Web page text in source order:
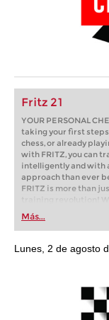
Fritz 21
YOUR PERSONAL
taking your first
chess, or already
with FRITZ, you can
intelligently and with
approach than ever
FRITZ is more than
training revolution!
first steps into the
playing at a
train more
more personalised
Más...
Lunes, 2 de agosto